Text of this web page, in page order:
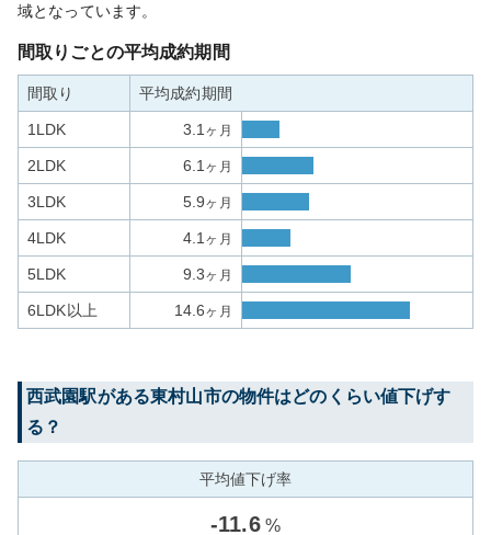
域となっています。
間取りごとの平均成約期間
間取り 平均成約期間
1LDK 3.1 ヶ月
2LDK 6.1 ヶ月
3LDK 5.9ヶ月
4LDK 4.1 ヶ月
5LDK 9.3ヶ月
6LDK以上 14.6ヶ月
西武園駅がある東村山市の物件はどのくらい値下げす
る？
平均値下げ率
-11.6 %